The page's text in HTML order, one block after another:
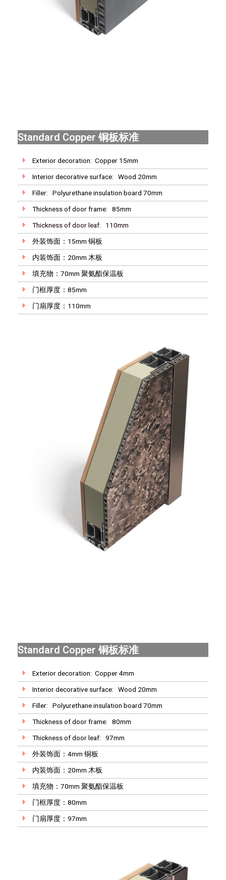
Standard Copper 铜板标准
Exterior decoration: Copper 15mm
Interior decorative surface: Wood 20mm
Filler: Polyurethane insulation board 70mm
Thickness of door frame: 85mm
Thickness of door leaf: 110mm
外装饰面：15mm 铜板
内装饰面：20mm 木板
填充物：70mm 聚氨酯保温板
门框厚度：85mm
门扇厚度：110mm
Standard Copper 铜板标准
Exterior decoration: Copper 4mm
Interior decorative surface: Wood 20mm
Filler: Polyurethane insulation board 70mm
Thickness of door frame: 80mm
Thickness of door leaf: 97mm
外装饰面：4mm 铜板
内装饰面：20mm 木板
填充物：70mm 聚氨酯保温板
门框厚度：80mm
门扇厚度：97mm